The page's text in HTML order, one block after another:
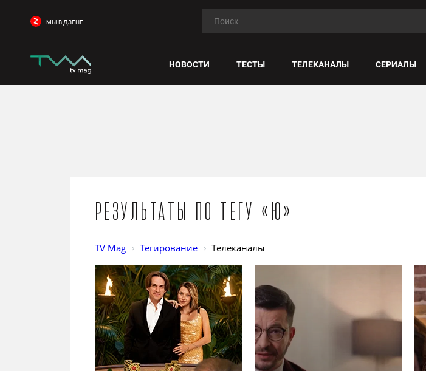
МЫ В ДЗЕНЕ
НОВОСТИ ТЕСТЫ ТЕЛЕКАНАЛЫ СЕРИАЛЫ
Результаты по тегу «Ю»
TV Mag Тегирование Телеканалы